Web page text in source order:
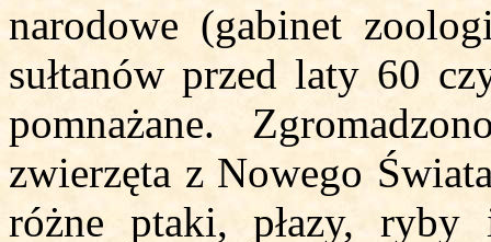
narodowe (gabinet
sułtanów przed laty 60
pomnażane.
zwierzęta z Nowego
różne ptaki, płazy, ryby